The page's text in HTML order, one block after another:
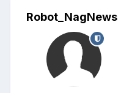
Robot_NagNews